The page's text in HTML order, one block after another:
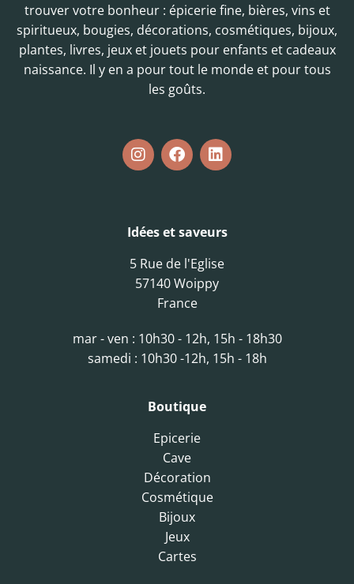
trouver votre bonheur : épicerie fine, bières, vins et
spiritueux, bougies, décorations, cosmétiques, bijoux,
plantes, livres, jeux et jouets pour enfants et cadeaux
naissance. Il y en a pour tout le monde et pour tous
les goûts.
Idées et saveurs
5 Rue de l'Eglise
57140 Woippy
France
mar - ven : 10h30 - 12h, 15h - 18h30
samedi : 10h30 -12h, 15h - 18h
Boutique
Epicerie
Cave
Décoration
Cosmétique
Bijoux
Jeux
Cartes